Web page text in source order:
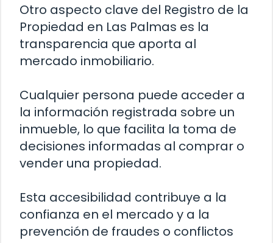
Otro aspecto clave del Registro de la
Propiedad en Las Palmas es la
transparencia que aporta al
mercado inmobiliario.
Cualquier persona puede acceder a
la información registrada sobre un
inmueble, lo que facilita la toma de
decisiones informadas al comprar o
vender una propiedad.
Esta accesibilidad contribuye a la
confianza en el mercado y a la
prevención de fraudes o conflictos